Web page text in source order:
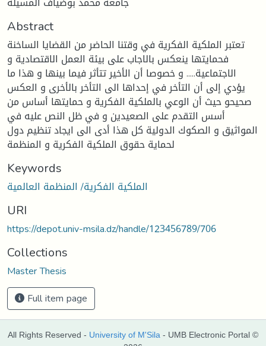
Abstract
تعتبر الملكية الفكرية في وقتنا الحاضر من القضايا الساخنة
فحمايتها ينعكس بالاجاب على بيئة العمل الاقتصادية و
الاجتماعية..... و خصوصا أن الأخير تتأثر فيما بينها و هذا ما
يؤدي إلى أن التأخر في إحداها الى التأخر بالأخرى و العكس
صحيحو حيث أن الوعي بالملكية الفكرية و حمايتها أساس من
أسس التقدم على الصعيدين و في ظل النص عليه في
المواثيق و الصكوك الدولية كل هذا أدى الى ايجاد تنظيم دول
لحماية حقوق الملكية الفكرية و المنظمة
Keywords
الملكية الفكرية/ المنظمة العالمية
URI
https://depot.univ-msila.dz/handle/123456789/706
Collections
Master Thesis
Full item page
All Rights Reserved - University of M'Sila - UMB Electronic Portal ©